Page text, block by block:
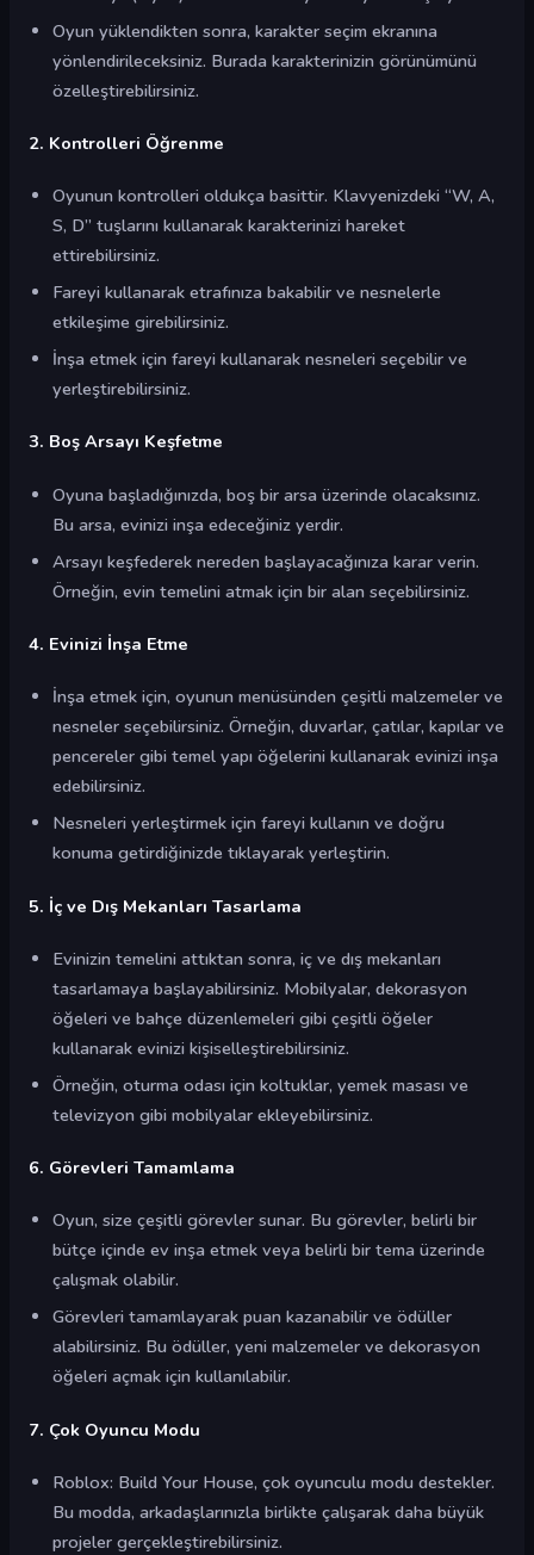
Oyun yüklendikten sonra, karakter seçim ekranına
yönlendirileceksiniz. Burada karakterinizin görünümünü
özelleştirebilirsiniz.
2. Kontrolleri Öğrenme
Oyunun kontrolleri oldukça basittir. Klavyenizdeki “W, A,
S, D” tuşlarını kullanarak karakterinizi hareket
ettirebilirsiniz.
Fareyi kullanarak etrafınıza bakabilir ve nesnelerle
etkileşime girebilirsiniz.
İnşa etmek için fareyi kullanarak nesneleri seçebilir ve
yerleştirebilirsiniz.
3. Boş Arsayı Keşfetme
Oyuna başladığınızda, boş bir arsa üzerinde olacaksınız.
Bu arsa, evinizi inşa edeceğiniz yerdir.
Arsayı keşfederek nereden başlayacağınıza karar verin.
Örneğin, evin temelini atmak için bir alan seçebilirsiniz.
4. Evinizi İnşa Etme
İnşa etmek için, oyunun menüsünden çeşitli malzemeler ve
nesneler seçebilirsiniz. Örneğin, duvarlar, çatılar, kapılar ve
pencereler gibi temel yapı öğelerini kullanarak evinizi inşa
edebilirsiniz.
Nesneleri yerleştirmek için fareyi kullanın ve doğru
konuma getirdiğinizde tıklayarak yerleştirin.
5. İç ve Dış Mekanları Tasarlama
Evinizin temelini attıktan sonra, iç ve dış mekanları
tasarlamaya başlayabilirsiniz. Mobilyalar, dekorasyon
öğeleri ve bahçe düzenlemeleri gibi çeşitli öğeler
kullanarak evinizi kişiselleştirebilirsiniz.
Örneğin, oturma odası için koltuklar, yemek masası ve
televizyon gibi mobilyalar ekleyebilirsiniz.
6. Görevleri Tamamlama
Oyun, size çeşitli görevler sunar. Bu görevler, belirli bir
bütçe içinde ev inşa etmek veya belirli bir tema üzerinde
çalışmak olabilir.
Görevleri tamamlayarak puan kazanabilir ve ödüller
alabilirsiniz. Bu ödüller, yeni malzemeler ve dekorasyon
öğeleri açmak için kullanılabilir.
7. Çok Oyuncu Modu
Roblox: Build Your House, çok oyunculu modu destekler.
Bu modda, arkadaşlarınızla birlikte çalışarak daha büyük
projeler gerçekleştirebilirsiniz.